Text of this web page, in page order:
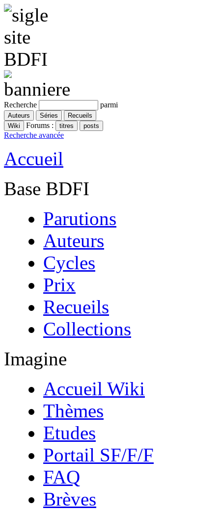
Recherche parmi
Forums :
Recherche avancée
Accueil
Base BDFI
Parutions
Auteurs
Cycles
Prix
Recueils
Collections
Imagine
Accueil Wiki
Thèmes
Etudes
Portail SF/F/F
FAQ
Brèves